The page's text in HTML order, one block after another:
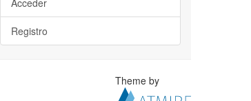
Acceder
Registro
Theme by